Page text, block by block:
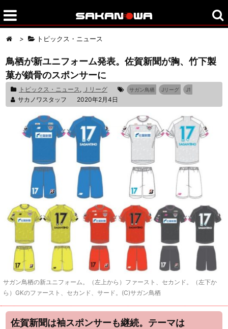
> トピックス・ニュース
鳥栖が新ユニフォーム発表。佐賀新聞が胸、竹下製
菓が鎖骨のスポンサーに
トピックス・ニュース, Ｊリーグ サガン鳥栖 Jリーグ J1
サカノワスタッフ 2020年2月4日
サガン鳥栖の新ユニフォーム。（左上から）ファースト、セカンド。（左下か
ら）GKのファースト、セカンド、サード。(C)サガン鳥栖
佐賀新聞は袖スポンサーも継続。テーマは